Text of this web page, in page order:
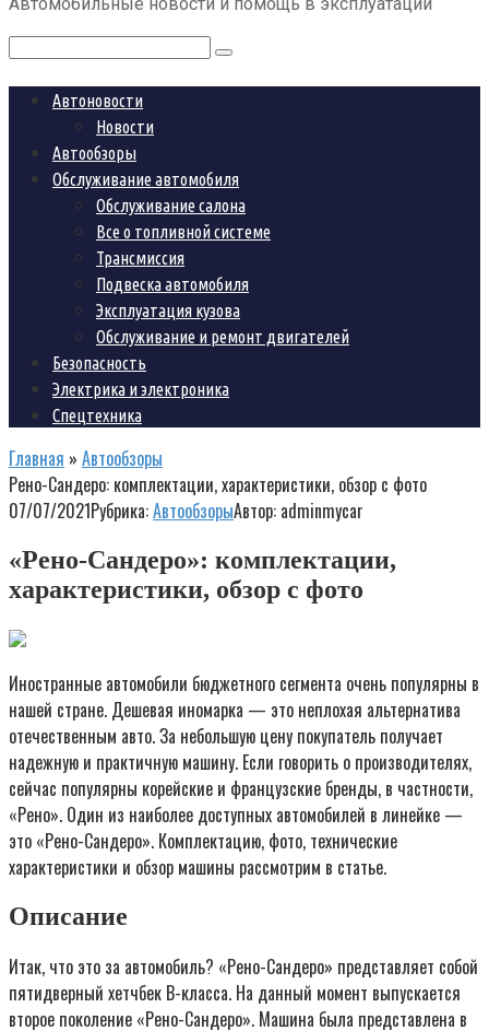
Поиск:
Автоновости
Новости
Автообзоры
Обслуживание автомобиля
Обслуживание салона
Все о топливной системе
Трансмиссия
Подвеска автомобиля
Эксплуатация кузова
Обслуживание и ремонт двигателей
Безопасность
Электрика и электроника
Спецтехника
Главная » Автообзоры
Рено-Сандеро: комплектации, характеристики, обзор с фото
07/07/2021Рубрика:АвтообзорыАвтор: adminmycar
«Рено-Сандеро»: комплектации,
характеристики, обзор с фото
Иностранные автомобили бюджетного сегмента очень популярны в
нашей стране. Дешевая иномарка — это неплохая альтернатива
отечественным авто. За небольшую цену покупатель получает
надежную и практичную машину. Если говорить о производителях,
сейчас популярны корейские и французские бренды, в частности,
«Рено». Один из наиболее доступных автомобилей в линейке —
это «Рено-Сандеро». Комплектацию, фото, технические
характеристики и обзор машины рассмотрим в статье.
Описание
Итак, что это за автомобиль? «Рено-Сандеро» представляет собой
пятидверный хетчбек В-класса. На данный момент выпускается
второе поколение «Рено-Сандеро». Машина была представлена в